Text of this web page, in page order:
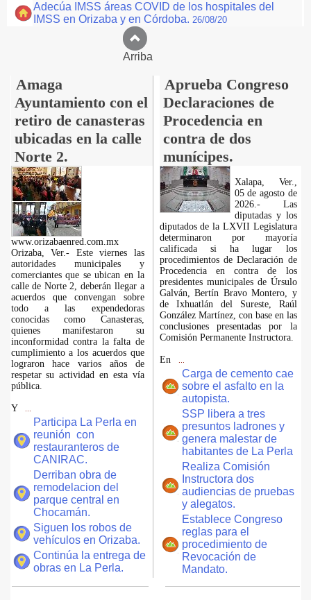
Adecúa IMSS áreas COVID de los hospitales del
IMSS en Orizaba y en Córdoba. 26/08/20
Arriba
Amaga
Ayuntamiento con el
retiro de canasteras
ubicadas en la calle
Norte 2.
Aprueba Congreso
Declaraciones de
Procedencia en
contra de dos
munícipes.
www.orizabaenred.com.mx
Orizaba, Ver.- Este viernes las
autoridades municipales y
comerciantes que se ubican en la
calle de Norte 2, deberán llegar a
acuerdos que convengan sobre
todo a las expendedoras
conocidas como Canasteras,
quienes manifestaron su
inconformidad contra la falta de
cumplimiento a los acuerdos que
lograron hace varios años de
respetar su actividad en esta vía
pública.
Y
Participa La Perla en
reunión con
restauranteros de
CANIRAC.
Derriban obra de
remodelacion del
parque central en
Chocamán.
Siguen los robos de
vehículos en Orizaba.
Continúa la entrega de
obras en La Perla.
Xalapa, Ver.,
05 de agosto de
2026.- Las
diputadas y los
diputados de la LXVII Legislatura
determinaron por mayoría
calificada si ha lugar los
procedimientos de Declaración de
Procedencia en contra de los
presidentes municipales de Úrsulo
Galván, Bertín Bravo Montero, y
de Ixhuatlán del Sureste, Raúl
González Martínez, con base en las
conclusiones presentadas por la
Comisión Permanente Instructora.
En
Carga de cemento cae
sobre el asfalto en la
autopista.
SSP libera a tres
presuntos ladrones y
genera malestar de
habitantes de La Perla
Realiza Comisión
Instructora dos
audiencias de pruebas
y alegatos.
Establece Congreso
reglas para el
procedimiento de
Revocación de
Mandato.